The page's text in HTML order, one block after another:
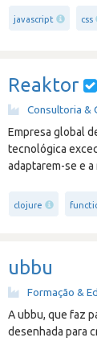
javascript css
Reaktor
Consultoria &
Empresa global
tecnológica
adaptarem-se e
clojure
ubbu
Formação &
A ubbu, que faz
desenhada para